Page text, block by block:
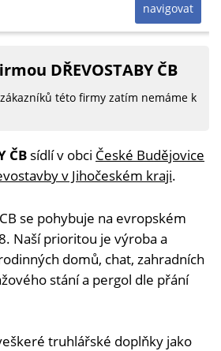
navigovat
DŘEVOSTABY ČB
této firmy zatím nemáme k
ČB sídlí v obci České Budějovice
v Jihočeském kraji.
se pohybuje na evropském
Naší prioritou je výroba a
domů, chat, zahradních
stání a pergol dle přání
truhlářské doplňky jako